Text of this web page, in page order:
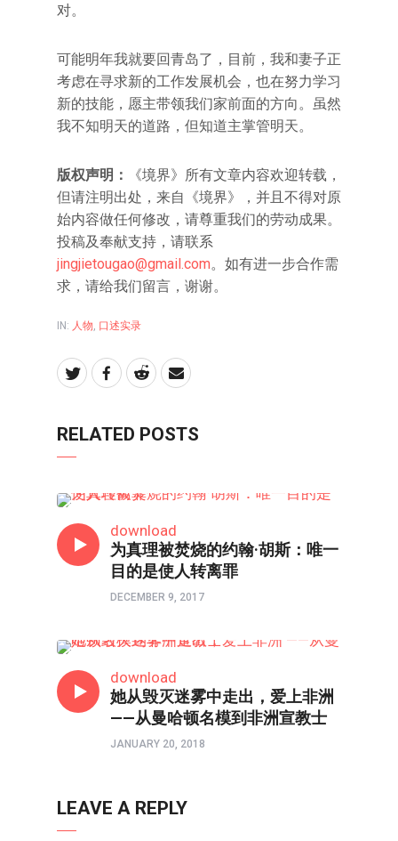
对。
可能明年我就要回青岛了，目前，我和妻子正
考虑在寻求新的工作发展机会，也在努力学习
新的技能，愿主带领我们家前面的方向。虽然
我不知明天的道路，但知道主掌管明天。
版权声明：
《境界》所有文章内容欢迎转载，
但请注明出处，来自《境界》，并且不得对原
始内容做任何修改，请尊重我们的劳动成果。
投稿及奉献支持，请联系
jingjietougao@gmail.com。如有进一步合作需
求，请给我们留言，谢谢。
IN: 人物, 口述实录
RELATED POSTS
download
为真理被焚烧的约翰·胡斯：唯一
目的是使人转离罪
DECEMBER 9, 2017
download
她从毁灭迷雾中走出，爱上非洲
——从曼哈顿名模到非洲宣教士
JANUARY 20, 2018
LEAVE A REPLY